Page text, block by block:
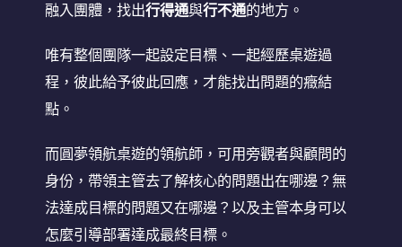
融入團體，找出行得通與行不通的地方。
唯有整個團隊一起設定目標、一起經歷桌遊過
程，彼此給予彼此回應，才能找出問題的癥結
點。
而圓夢領航桌遊的領航師，可用旁觀者與顧問的
身份，帶領主管去了解核心的問題出在哪邊？無
法達成目標的問題又在哪邊？以及主管本身可以
怎麼引導部署達成最終目標。